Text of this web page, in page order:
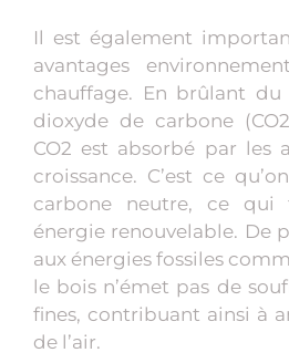
Il est également
avantages
chauffage. En brûlant
dioxyde de carbone
CO2 est absorbé par les
croissance. C’est ce
carbone neutre, ce
énergie renouvelable. De
aux énergies fossiles
le bois n’émet pas de
fines, contribuant ainsi à
de l’air.